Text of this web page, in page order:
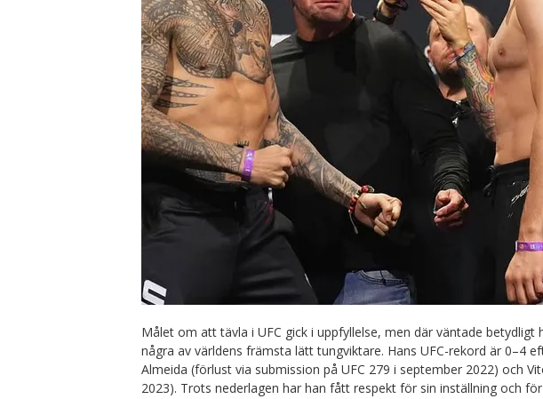
Målet om att tävla i UFC gick i uppfyllelse, men där väntade
några av världens främsta lätt tungviktare. Hans UFC-rekord är 0–4
Almeida (förlust via submission på UFC 279 i september 2022) och
2023). Trots nederlagen har han fått respekt för sin inställning och